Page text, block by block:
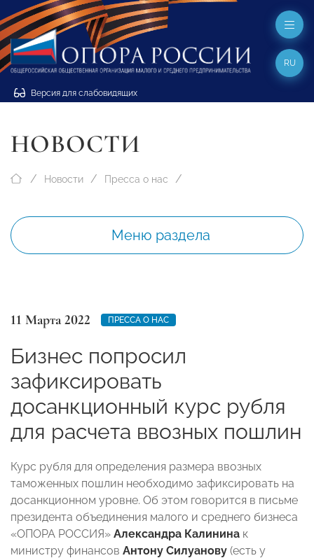
Версия для слабовидящих
RU
НОВОСТИ
Новости Пресса о нас
Меню раздела
11 Марта 2022 ПРЕССА О НАС
Бизнес попросил
зафиксировать
досанкционный курс рубля
для расчета ввозных пошлин
Курс рубля для определения размера ввозных
таможенных пошлин необходимо зафиксировать на
досанкционном уровне. Об этом говорится в письме
президента объединения малого и среднего бизнеса
«ОПОРА РОССИЯ» Александра Калинина к
министру финансов Антону Силуанову (есть у